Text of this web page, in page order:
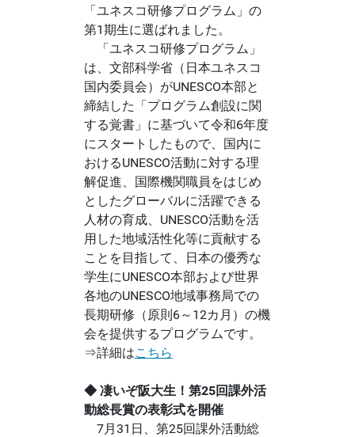
「ユネスコ研修プログラム」の
第1期生に選ばれました。
「ユネスコ研修プログラム」
は、文部科学省（日本ユネスコ
国内委員会）がUNESCO本部と
締結した「プログラム創設に関
する覚書」に基づいて令和6年度
にスタートしたもので、国内に
おけるUNESCO活動に対する理
解促進、国際機関職員をはじめ
としたグローバルに活躍できる
人材の育成、UNESCO活動を活
用した地域活性化等に貢献する
ことを目指して、日本の優秀な
学生にUNESCO本部および世界
各地のUNESCO地域事務局での
長期研修（原則6～12カ月）の機
会を提供するプログラムです。
⇒詳細はこちら
◆ 凄いぞ阪大生！第25回課外活
動総長賞の表彰式を開催
7月31日、第25回課外活動総